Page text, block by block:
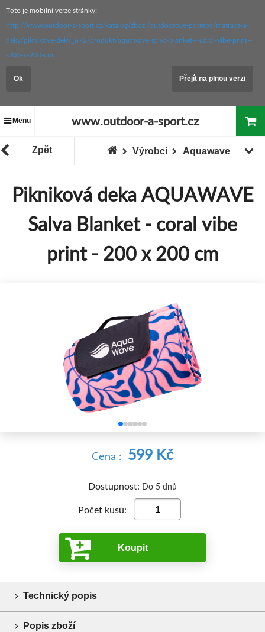
Toto je mobilní verze stránky:
http://www.outdoor-a-sport.cz/katalog/zbozi/outdoorove-potreby/matrace-a-
deky/piknikove-deky_672/produkt/aquawave-salva-blanket---coral-vibe-print--
-200-x-200-cm
Ok Přejít na plnou verzi
Menu www.outdoor-a-sport.cz
Zpět Aquawave
Výrobci
Pikniková deka AQUAWAVE
Salva Blanket - coral vibe
print - 200 x 200 cm
Cena : 599 Kč
Dostupnost: Do 5 dnů
Počet kusů:
Koupit
Technický popis
Popis zboží